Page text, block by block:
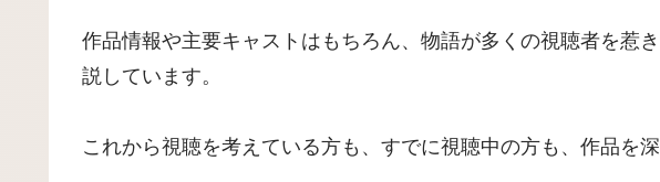
作品情報や主要キャストはもちろん、物語が多くの視聴者を惹
説しています。
これから視聴を考えている方も、すでに視聴中の方も、作品を